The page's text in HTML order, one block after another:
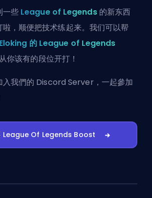
一些 League of Legends的新东西
，顺便把技术练起来。我们可以帮
的 League of Legends
你该有的段位开打！
入我們的 Discord Server ，一起參加
League Of Legends Boost